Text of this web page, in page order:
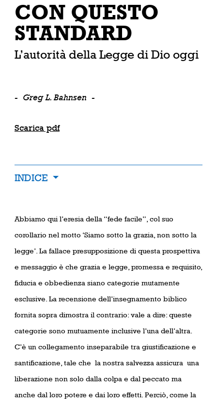
CON QUESTO
STANDARD
L’autorità della Legge di Dio oggi
- Greg L. Bahnsen -
Scarica pdf
INDICE
Abbiamo qui l’eresia della “fede facile”, col suo
corollario nel motto ‘Siamo sotto la grazia, non sotto la
legge’. La fallace presupposizione di questa prospettiva
e messaggio è che grazia e legge, promessa e requisito,
fiducia e obbedienza siano categorie mutamente
esclusive. La recensione dell’insegnamento biblico
fornita sopra dimostra il contrario: vale a dire: queste
categorie sono mutuamente inclusive l’una dell’altra.
C’è un collegamento inseparabile tra giustificazione e
santificazione, tale che la nostra salvezza assicura una
liberazione non solo dalla colpa e dal peccato ma
anche dal loro potere e dai loro effetti. Perciò, come la